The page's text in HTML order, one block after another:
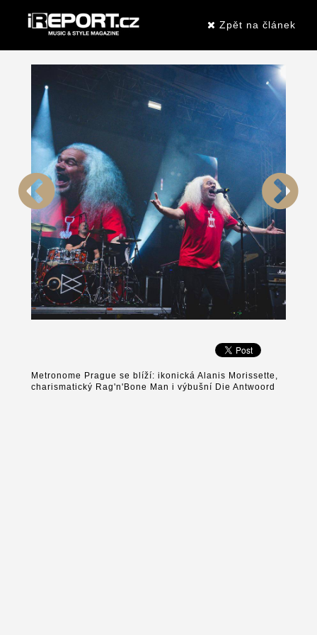
Zpět na článek
Metronome Prague se blíží: ikonická Alanis Morissette,
charismatický Rag'n'Bone Man i výbušní Die Antwoord